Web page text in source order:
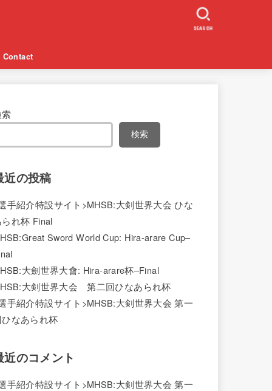
Contact
SEARCH
検索
近の投稿
手紹介特設サイト>MHSB:大剣世界大会 ひな
れ杯 Final
Sword World Cup: Hira-arare Cup–
大劍世界大會: Hira-arare杯–Final
大剣世界大会 第二回ひなあられ杯
手紹介特設サイト>MHSB:大剣世界大会 第一
なあられ杯
近のコメント
手紹介特設サイト>MHSB:大剣世界大会 第一